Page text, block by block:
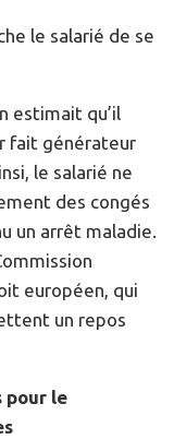
le salarié de se
estimait qu’il
fait générateur
le salarié ne
des congés
un arrêt maladie.
européen, qui
un repos
pour le